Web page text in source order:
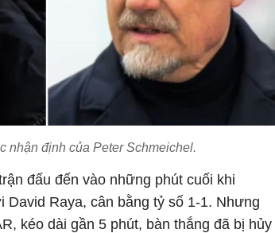
nhận định của Peter Schmeichel.
đấu đến vào những phút cuối khi
Raya, cân bằng tỷ số 1-1. Nhưng
kéo dài gần 5 phút, bàn thắng đã bị hủy